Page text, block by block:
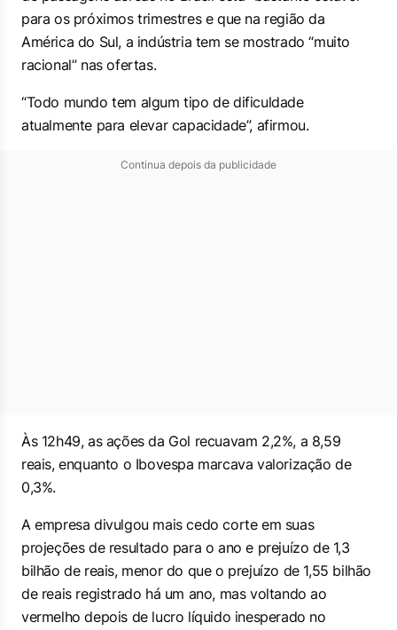
para os próximos trimestres e que na região da
América do Sul, a indústria tem se mostrado “muito
racional” nas ofertas.
“Todo mundo tem algum tipo de dificuldade
atualmente para elevar capacidade”, afirmou.
Continua depois da publicidade
Às 12h49, as ações da Gol recuavam 2,2%, a 8,59
reais, enquanto o Ibovespa marcava valorização de
0,3%.
A empresa divulgou mais cedo corte em suas
projeções de resultado para o ano e prejuízo de 1,3
bilhão de reais, menor do que o prejuízo de 1,55 bilhão
de reais registrado há um ano, mas voltando ao
vermelho depois de lucro líquido inesperado no